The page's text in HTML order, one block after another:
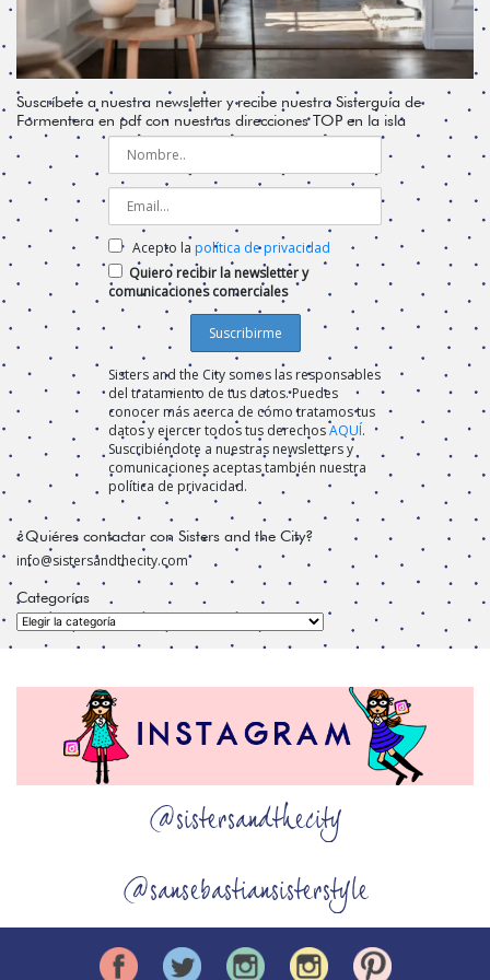
Suscríbete a nuestra newsletter y recibe nuestra Sisterguía de
Formentera en pdf con nuestras direcciones TOP en la isla
Acepto la política de privacidad
Quiero recibir la newsletter y
comunicaciones comerciales
Sisters and the City somos las responsables
del tratamiento de tus datos. Puedes
conocer más acerca de cómo tratamos tus
datos y ejercer todos tus derechosAQUÍ.
Suscribiéndote a nuestras newsletters y
comunicaciones aceptas también nuestra
política de privacidad.
¿Quiéres contactar con Sisters and the City?
info@sistersandthecity.com
Categorías
Categorías
@sistersandthecity
@sansebastiansisterstyle